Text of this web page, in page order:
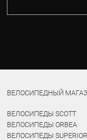
ВЕЛОСИПЕДНЫЙ
ВЕЛОСИПЕДЫ SCOTT
ВЕЛОСИПЕДЫ ORBEA
ВЕЛОСИПЕДЫ SUPERIOR